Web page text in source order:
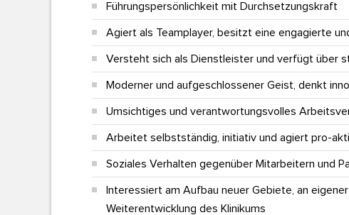
Führungspersönlichkeit mit Durchsetzungskraft
Agiert als Teamplayer, besitzt eine engagierte
Versteht sich als Dienstleister und verfügt über
Moderner und aufgeschlossener Geist, denkt
Umsichtiges und verantwortungsvolles
Arbeitet selbstständig, initiativ und agiert pro-
Soziales Verhalten gegenüber Mitarbeitern und
Interessiert am Aufbau neuer Gebiete, an
Weiterentwicklung des Klinikums